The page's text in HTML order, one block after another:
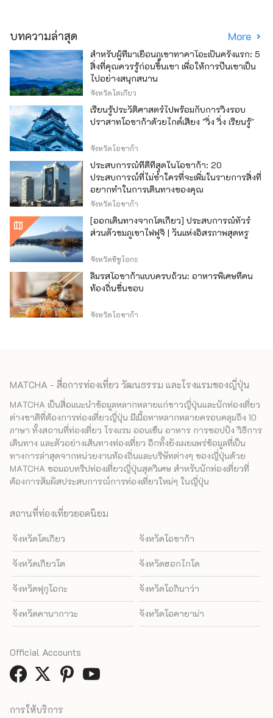
บทความล่าสุด More
สำหรับผู้ที่มาเยือนภูเขาทาคาโอะเป็นครั้งแรก: 5
สิ่งที่คุณควรรู้ก่อนขึ้นเขา เพื่อให้การปีนเขาเป็น
ไปอย่างสนุกสนาน
จังหวัดโตเกียว
เรียนรู้ประวัติศาสตร์ไปพร้อมกับการวิ่งรอบ
ปราสาทโอซาก้าด้วยไกด์เสียง "วิ่ง วิ่ง เรียนรู้"
จังหวัดโอซาก้า
ประสบการณ์ที่ดีที่สุดในโอซาก้า: 20
ประสบการณ์ที่ไม่ซ้ำใครที่จะเพิ่มในรายการสิ่งที่
อยากทำในการเดินทางของคุณ
จังหวัดโอซาก้า
[ออกเดินทางจากโตเกียว] ประสบการณ์ทัวร์
ส่วนตัวชมภูเขาไฟฟูจิ | วันแห่งอิสรภาพสุดหรู
จังหวัดชิซูโอกะ
ลิ้มรสโอซาก้าแบบครบถ้วน: อาหารพิเศษที่คน
ท้องถิ่นชื่นชอบ
จังหวัดโอซาก้า
MATCHA - สื่อการท่องเที่ยว วัฒนธรรม และโรงแรมของญี่ปุ่น
MATCHA เป็นสื่อแนะนำข้อมูลหลากหลายแก่ชาวญี่ปุ่นและนักท่องเที่ยว
ต่างชาติที่ต้องการท่องเที่ยวญี่ปุ่น มีเนื้อหาหลากหลายครอบคลุมถึง 10
ภาษา ทั้งสถานที่ท่องเที่ยว โรงแรม ออนเซ็น อาหาร การชอปปิง วิธีการ
เดินทาง และตัวอย่างเส้นทางท่องเที่ยว อีกทั้งยังเผยแพร่ข้อมูลที่เป็น
ทางการล่าสุดจากหน่วยงานท้องถิ่นและบริษัทต่างๆ ของญี่ปุ่นด้วย
MATCHA ขอมอบทริปท่องเที่ยวญี่ปุ่นสุดวิเศษ สำหรับนักท่องเที่ยวที่
ต้องการสัมผัสประสบการณ์การท่องเที่ยวใหม่ๆ ในญี่ปุ่น
สถานที่ท่องเที่ยวยอดนิยม
จังหวัดโตเกียว จังหวัดโอซาก้า
จังหวัดเกียวโต จังหวัดฮอกไกโด
จังหวัดฟุกุโอกะ จังหวัดโอกินาว่า
จังหวัดคานากาวะ จังหวัดโอคายาม่า
การให้บริการ
Official Accounts